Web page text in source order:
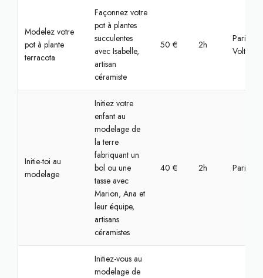
Modelez votre
pot à plante
terracota
Façonnez votre
pot à plantes
succulentes
avec Isabelle,
artisan
céramiste
50 € 2h
Paris,
Voltaire
Initie-toi au
modelage
Initiez votre
enfant au
modelage de
la terre
fabriquant un
bol ou une
tasse avec
Marion, Ana et
leur équipe,
artisans
céramistes
40 € 2h Paris,
Initiez-vous au
modelage de